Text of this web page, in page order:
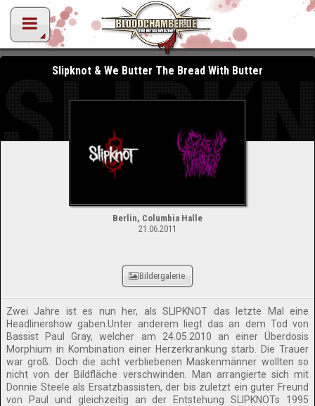
Slipknot & We Butter The Bread With Butter
Berlin, Columbia Halle
21.06.2011
Bildergalerie
Zwei Jahre ist es nun her, als SLIPKNOT das letzte Mal eine
Headlinershow gaben.Unter anderem liegt das an dem Tod von
Bassist Paul Gray, welcher am 24.05.2010 an einer Überdosis
Morphium in Kombination einer Herzerkrankung starb. Die Trauer
war groß. Doch die acht verbliebenen Maskenmänner wollten so
nicht von der Bildfläche verschwinden. Man arrangierte sich mit
Donnie Steele als Ersatzbassisten, der bis zuletzt ein guter Freund
von Paul und gleichzeitig an der Entstehung SLIPKNOTs 1995